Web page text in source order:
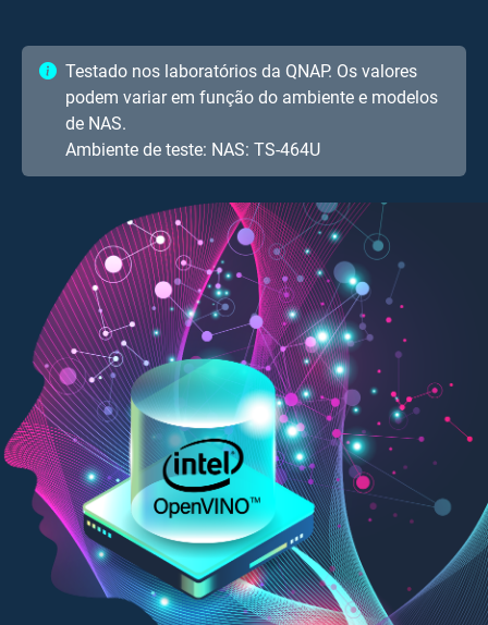
Testado nos laboratórios da QNAP. Os valores
podem variar em função do ambiente e modelos
de NAS.
Ambiente de teste: NAS: TS-464U